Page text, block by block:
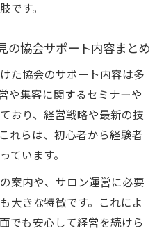
です。
の協会サポート内容まとめ
た協会のサポート内容は多
や集客に関するセミナーや
おり、経営戦略や最新の技
れらは、初心者から経験者
ています。
案内や、サロン運営に必要
大きな特徴です。これによ
でも安心して経営を続けら